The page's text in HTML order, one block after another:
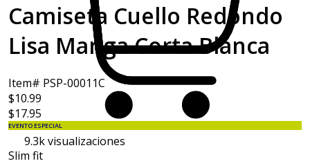
Camiseta Cuello Redondo
Lisa Manga Corta Blanca
Item# PSP-00011C
$10.99
$17.95
EVENTO ESPECIAL
9.3kvisualizaciones
Slim fit